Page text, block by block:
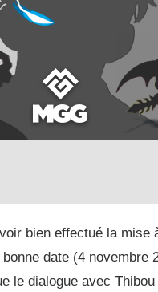
bien effectué la mise
date (4 novembre
le dialogue avec